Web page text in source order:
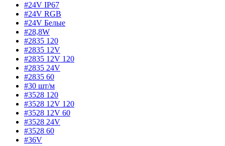
#24V IP67
#24V RGB
#24V Белые
#28,8W
#2835 120
#2835 12V
#2835 12V 120
#2835 24V
#2835 60
#30 шт/м
#3528 120
#3528 12V 120
#3528 12V 60
#3528 24V
#3528 60
#36V